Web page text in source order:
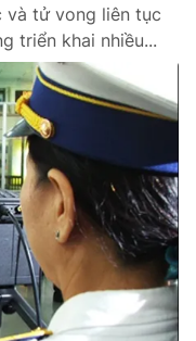
và tử vong liên tục
triển khai nhiều...